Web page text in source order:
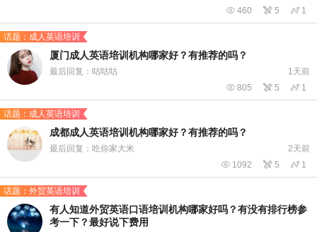
 460  5  1
话题：成人英语培训
厦门成人英语培训机构哪家好？有推荐的吗？
最后回复：咕咕咕 1天前
 805  5  1
话题：成人英语培训
成都成人英语培训机构哪家好？有推荐的吗？
最后回复：吃你家大米 2天前
 1092  5  1
话题：外贸英语培训
有人知道外贸英语口语培训机构哪家好吗？有没有排行榜参
考一下？最好说下费用